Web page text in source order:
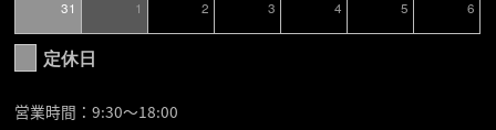
31 1 2 3 4 5 6
定休日
営業時間：9:30〜18:00